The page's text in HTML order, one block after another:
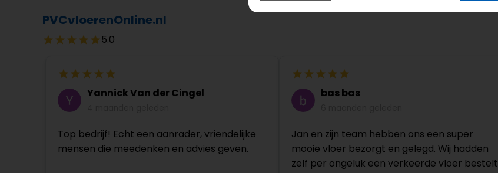
PVCvloerenOnline.nl
5.0
Yannick Van der Cingel
Top bedrijf! Echt een aanrader, vriendelijke
mensen die meedenken en advies geven.
bas bas
Jan en zijn team hebben ons een super
mooie vloer bezorgt en gelegd. Wij hadden
zelf per ongeluk een verkeerde vloer bestelt